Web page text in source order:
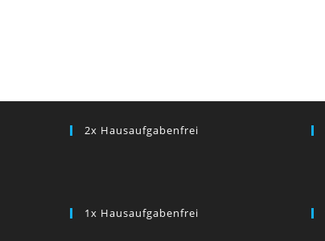
2x Hausaufgabenfrei
1x Hausaufgabenfrei